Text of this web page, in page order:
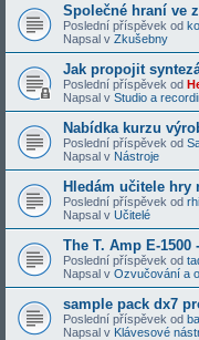
Společné hraní ve
Poslední příspěvek od
Napsal v Zkušebny
Jak propojit
Poslední příspěvek od
Napsal v Studio a
Nabídka kurzu
Poslední příspěvek od
Napsal v Nástroje
Hledám učitele hry
Poslední příspěvek od
Napsal v Učitelé
The T. Amp E-1500
Poslední příspěvek od
Napsal v Ozvučování a
sample pack dx7
Poslední příspěvek od
Napsal v Klávesové